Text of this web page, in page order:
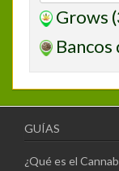
Grows
Bancos de
GUÍAS
¿Qué es el